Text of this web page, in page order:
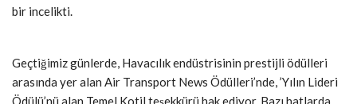
bir incelikti.
Geçtiğimiz günlerde, Havacılık endüstrisinin prestijli ödülleri
arasında yer alan Air Transport News Ödülleri’nde, ’Yılın Lideri
Ödülü’nü alan Temel Kotil teşekkürü hak ediyor. Bazı hatlarda